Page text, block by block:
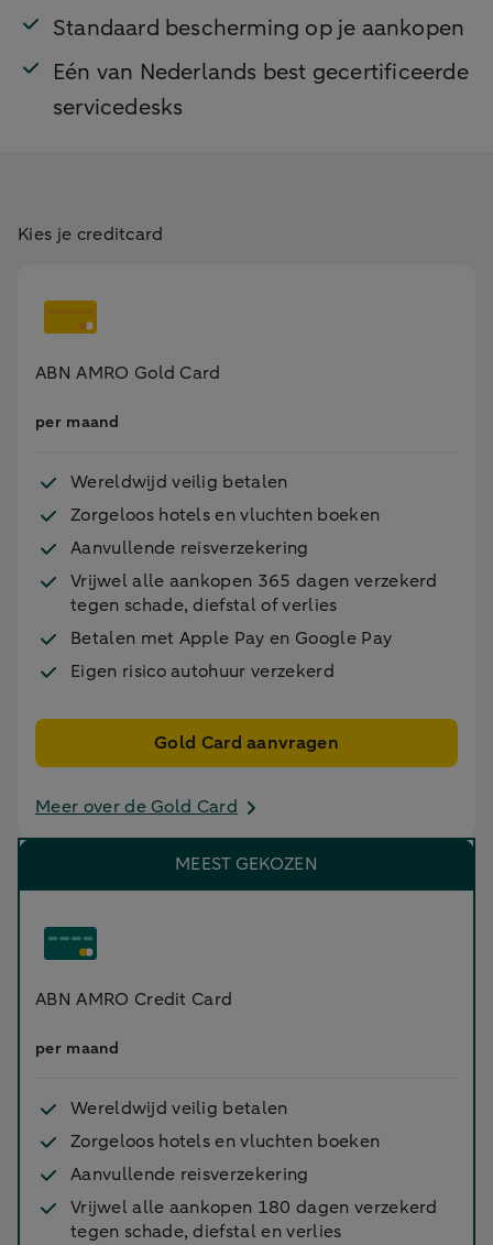
Standaard bescherming op je aankopen
Eén van Nederlands best gecertificeerde
servicedesks
Kies je creditcard
ABN AMRO Gold Card
per maand
Wereldwijd veilig betalen
Zorgeloos hotels en vluchten boeken
Aanvullende reisverzekering
Vrijwel alle aankopen 365 dagen verzekerd
tegen schade, diefstal of verlies
Betalen met Apple Pay en Google Pay
Eigen risico autohuur verzekerd
Gold Card aanvragen
Meer over de Gold Card
MEEST GEKOZEN
ABN AMRO Credit Card
per maand
Wereldwijd veilig betalen
Zorgeloos hotels en vluchten boeken
Aanvullende reisverzekering
Vrijwel alle aankopen 180 dagen verzekerd
tegen schade, diefstal en verlies